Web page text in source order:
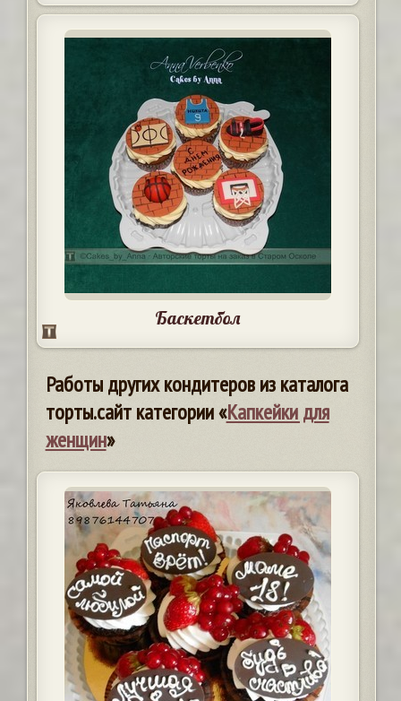
Баскетбол
Работы других кондитеров из каталога
торты.сайт категории «Капкейки для
женщин»